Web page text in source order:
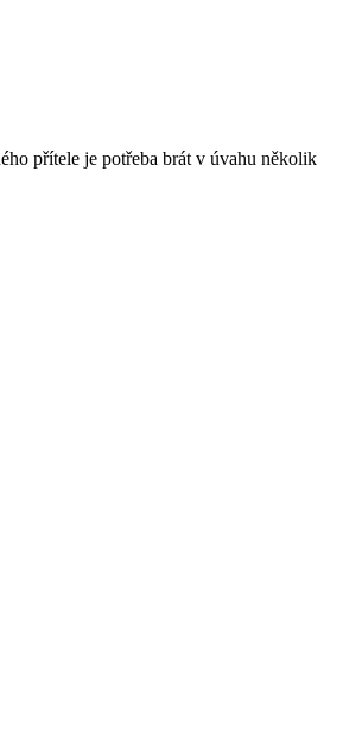
přítele je potřeba brát v úvahu několik